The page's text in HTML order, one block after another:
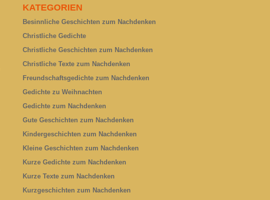
KATEGORIEN
Besinnliche Geschichten zum Nachdenken
Christliche Gedichte
Christliche Geschichten zum Nachdenken
Christliche Texte zum Nachdenken
Freundschaftsgedichte zum Nachdenken
Gedichte zu Weihnachten
Gedichte zum Nachdenken
Gute Geschichten zum Nachdenken
Kindergeschichten zum Nachdenken
Kleine Geschichten zum Nachdenken
Kurze Gedichte zum Nachdenken
Kurze Texte zum Nachdenken
Kurzgeschichten zum Nachdenken